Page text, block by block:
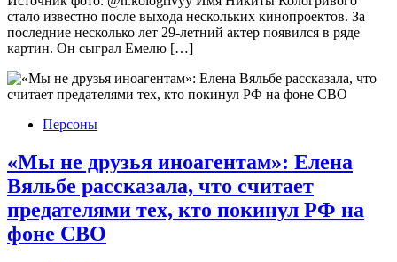
стало известно после выхода нескольких кинопроектов. За
последние несколько лет 29-летний актер появился в ряде
картин. Он сыграл Емелю […]
Персоны
«Мы не друзья иноагентам»: Елена
Вяльбе рассказала, что считает
предателями тех, кто покинул РФ на
фоне СВО